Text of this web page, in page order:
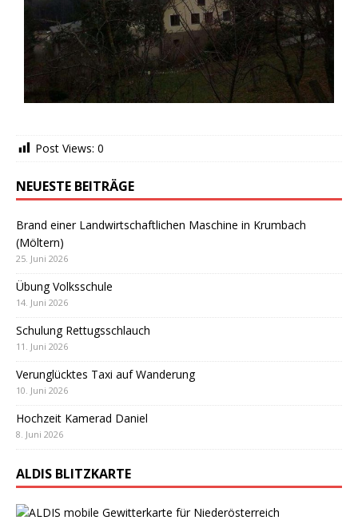
Post Views: 0
NEUESTE BEITRÄGE
Brand einer Landwirtschaftlichen Maschine in Krumbach
(Möltern)
25. Juni 2026
Übung Volksschule
14. Juni 2026
Schulung Rettugsschlauch
11. Juni 2026
Verunglücktes Taxi auf Wanderung
10. Juni 2026
Hochzeit Kamerad Daniel
8. Juni 2026
ALDIS BLITZKARTE